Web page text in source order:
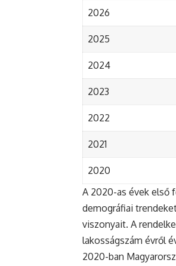
2026
2025
2024
2023
2022
2021
2020
A 2020-as évek első
demográfiai
viszonyait. A
lakosságszám évről
2020-ban